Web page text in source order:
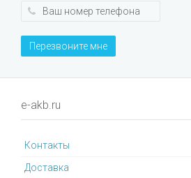
Перезвоните мне
e-akb.ru
Контакты
Доставка